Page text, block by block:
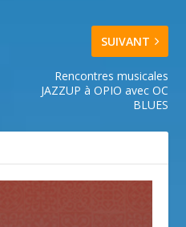
SUIVANT
Rencontres musicales
JAZZUP à OPIO avec OC
BLUES